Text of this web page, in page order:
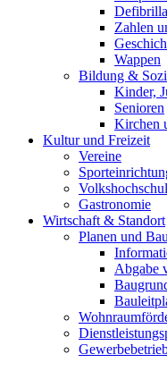
Zahlen
Wappen
Bildung &
Kinder,
Senioren
Kirchen
Kultur und Freizeit
Vereine
Gastronomie
Wirtschaft & Standort
Planen und
Abgabe